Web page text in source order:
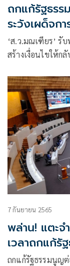
ถกแก้รัฐธร
ระวังเผด็จก
‘ส.ว.มณเฑียร’ รั
สร้างเงื่อนไขให้ก
กล่าว
7 กันยายน 2565
พล่าน! แตะจ
เวลาถกแก้รั
ถกแก้รัฐธรรมนูญ